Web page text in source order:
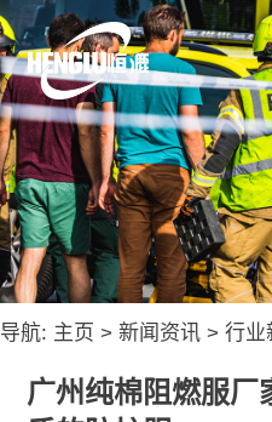
导航: 主页 > 新闻资讯 > 行业
广州纯棉阻燃服厂